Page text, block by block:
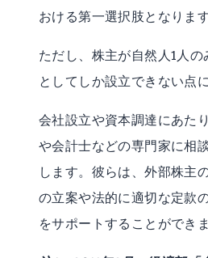
おける第一選択肢となります
ただし、株主が自然人1人
としてしか設立できない点
会社設立や資本調達にあた
や会計士などの専門家に相
します。彼らは、外部株主
の立案や法的に適切な定款
をサポートすることができま